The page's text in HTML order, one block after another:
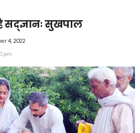
सद्ज्ञानः सुखपाल
4, 2022
pm